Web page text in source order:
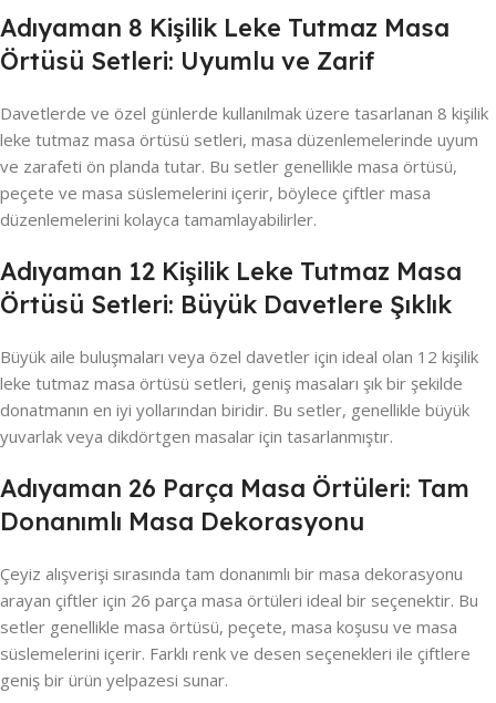
Adıyaman 8 Kişilik Leke Tutmaz Masa
Örtüsü Setleri: Uyumlu ve Zarif
Davetlerde ve özel günlerde kullanılmak üzere tasarlanan 8 kişilik
leke tutmaz masa örtüsü setleri, masa düzenlemelerinde uyum
ve zarafeti ön planda tutar. Bu setler genellikle masa örtüsü,
peçete ve masa süslemelerini içerir, böylece çiftler masa
düzenlemelerini kolayca tamamlayabilirler.
Adıyaman 12 Kişilik Leke Tutmaz Masa
Örtüsü Setleri: Büyük Davetlere Şıklık
Büyük aile buluşmaları veya özel davetler için ideal olan 12 kişilik
leke tutmaz masa örtüsü setleri, geniş masaları şık bir şekilde
donatmanın en iyi yollarından biridir. Bu setler, genellikle büyük
yuvarlak veya dikdörtgen masalar için tasarlanmıştır.
Adıyaman 26 Parça Masa Örtüleri: Tam
Donanımlı Masa Dekorasyonu
Çeyiz alışverişi sırasında tam donanımlı bir masa dekorasyonu
arayan çiftler için 26 parça masa örtüleri ideal bir seçenektir. Bu
setler genellikle masa örtüsü, peçete, masa koşusu ve masa
süslemelerini içerir. Farklı renk ve desen seçenekleri ile çiftlere
geniş bir ürün yelpazesi sunar.